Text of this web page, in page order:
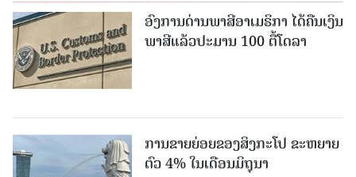
ອົງການດ່ານພາສີອາເມຣິກາ ໄດ້ຄືນເງິນ
ພາສີແລ້ວປະມານ 100 ຕື້ໂດລາ
ການຂາຍຍ່ອຍຂອງສິງກະໂປ ຂະຫຍາຍ
ຕົວ 4% ໃນເດືອນມິຖຸນາ